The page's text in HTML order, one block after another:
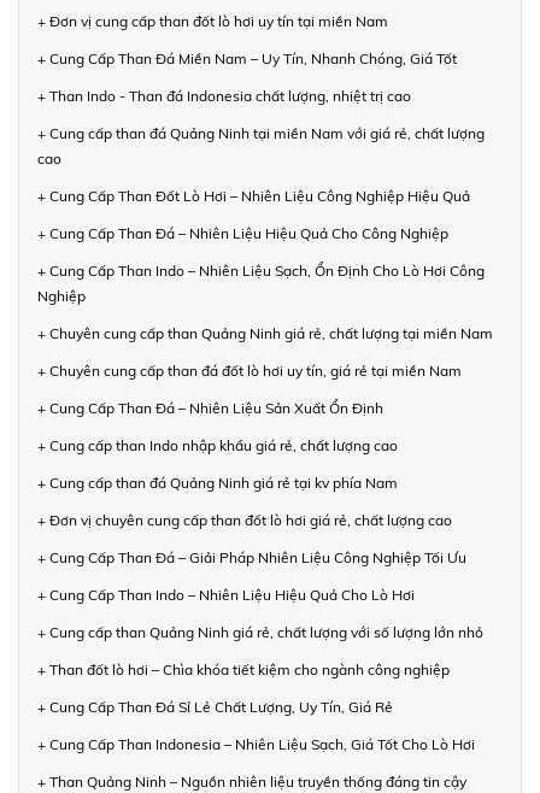
+ Đơn vị cung cấp than đốt lò hơi uy tín tại miền Nam
+ Cung Cấp Than Đá Miền Nam – Uy Tín, Nhanh Chóng, Giá Tốt
+ Than Indo - Than đá Indonesia chất lượng, nhiệt trị cao
+ Cung cấp than đá Quảng Ninh tại miền Nam với giá rẻ, chất lượng
cao
+ Cung Cấp Than Đốt Lò Hơi – Nhiên Liệu Công Nghiệp Hiệu Quả
+ Cung Cấp Than Đá – Nhiên Liệu Hiệu Quả Cho Công Nghiệp
+ Cung Cấp Than Indo – Nhiên Liệu Sạch, Ổn Định Cho Lò Hơi Công
Nghiệp
+ Chuyên cung cấp than Quảng Ninh giá rẻ, chất lượng tại miền Nam
+ Chuyên cung cấp than đá đốt lò hơi uy tín, giá rẻ tại miền Nam
+ Cung Cấp Than Đá – Nhiên Liệu Sản Xuất Ổn Định
+ Cung cấp than Indo nhập khẩu giá rẻ, chất lượng cao
+ Cung cấp than đá Quảng Ninh giá rẻ tại kv phía Nam
+ Đơn vị chuyên cung cấp than đốt lò hơi giá rẻ, chất lượng cao
+ Cung Cấp Than Đá – Giải Pháp Nhiên Liệu Công Nghiệp Tối Ưu
+ Cung Cấp Than Indo – Nhiên Liệu Hiệu Quả Cho Lò Hơi
+ Cung cấp than Quảng Ninh giá rẻ, chất lượng với số lượng lớn nhỏ
+ Than đốt lò hơi – Chìa khóa tiết kiệm cho ngành công nghiệp
+ Cung Cấp Than Đá Sỉ Lẻ Chất Lượng, Uy Tín, Giá Rẻ
+ Cung Cấp Than Indonesia – Nhiên Liệu Sạch, Giá Tốt Cho Lò Hơi
+ Than Quảng Ninh – Nguồn nhiên liệu truyền thống đáng tin cậy